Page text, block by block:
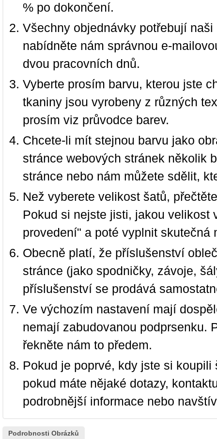
% po dokončení.
Všechny objednávky potřebují
nabídněte nám správnou e-
dvou pracovních dnů.
Vyberte prosím barvu, kterou jste
tkaniny jsou vyrobeny z různých
prosím viz průvodce barev.
Chcete-li mít stejnou barvu jako
stránce webových stránek několik
stránce nebo nám můžete sdělit,
Než vyberete velikost šatů,
Pokud si nejste jisti, jakou velikost
provedení" a poté vyplnit
Obecně platí, že příslušenství
stránce (jako spodničky, závoje,
příslušenství se prodává
Ve výchozím nastavení mají
nemají zabudovanou podprsenku.
řekněte nám to předem.
Pokud je poprvé, kdy jste si
pokud máte nějaké dotazy,
podrobnější informace nebo
Podrobnosti Obrázků